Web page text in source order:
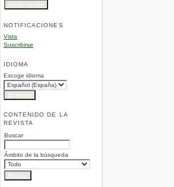
NOTIFICACIONES
Vista
Suscribirse
IDIOMA
Escoge idioma
CONTENIDO DE LA
REVISTA
Buscar
Ámbito de la búsqueda